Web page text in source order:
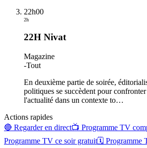
22h00
2h
22H Nivat
Magazine
-Tout
En deuxième partie de soirée,
politiques se succèdent pour
l'actualité dans un contexte to…
Actions rapides
🔴 Regarder en direct📺 Programme TV
Programme TV ce soir gratuit🗓 Programme